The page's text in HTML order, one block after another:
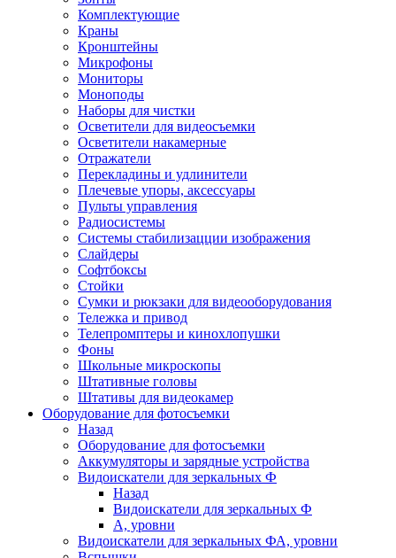
Комплектующие
Краны
Кронштейны
Микрофоны
Мониторы
Моноподы
Наборы для чистки
Осветители для видеосъемки
Осветители накамерные
Отражатели
Перекладины и удлинители
Плечевые упоры, аксессуары
Пульты управления
Радиосистемы
Системы стабилизацции изображения
Слайдеры
Софтбоксы
Стойки
Сумки и рюкзаки для видеооборудования
Тележка и привод
Телепромптеры и кинохлопушки
Фоны
Школьные микроскопы
Штативные головы
Штативы для видеокамер
Оборудование для фотосъемки
Назад
Оборудование для фотосъемки
Аккумуляторы и зарядные устройства
Видоискатели для зеркальных Ф
Назад
Видоискатели для зеркальных Ф
А, уровни
Видоискатели для зеркальных ФА, уровни